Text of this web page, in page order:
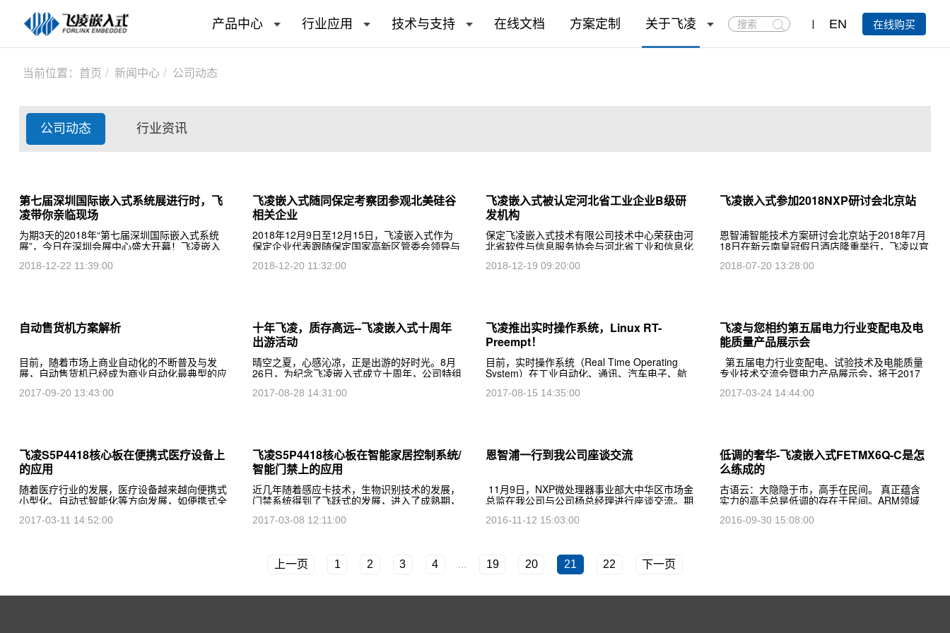
产品中心 行业应用 技术与支持 在线文档 方案定制 关于飞凌
搜
索
EN 在线购买
当前位置： 首页 新闻中心 公司动态
公司动态 行业资讯
第七届深圳国际嵌入式系统展进行时，飞
凌带你亲临现场
为期3天的2018年“第七届深圳国际嵌入式系统
展”，今日在深圳会展中心盛大开幕！飞凌嵌入
月20日-22日。 飞凌嵌入式为此次展览作
2018-12-22 11:39:00
飞凌嵌入式随同保定考察团参观北美硅谷
相关企业
2018年12月9日至12月15日，飞凌嵌入式作为
保定企业代表跟随保定国家高新区管委会领导与
为期一周的参观考察。首日参加了高新区硅谷工
2018-12-20 11:32:00
飞凌嵌入式被认定河北省工业企业B级研
发机构
保定飞凌嵌入式技术有限公司技术中心荣获由河
北省软件与信息服务协会与河北省工业和信息化
这项荣誉的获得
2018-12-19 09:20:00
飞凌嵌入式参加2018NXP研讨会北京站
恩智浦智能技术方案研讨会北京站于2018年7月
18日在新云南皇冠假日酒店隆重举行，飞凌以官
心板等产品，受到很多与会工程师的关注和赞
2018-07-20 13:28:00
自动售货机方案解析
目前，随着市场上商业自动化的不断普及与发
展，自动售货机已经成为商业自动化最典型的应
街小巷和人流密集的公共场所之中，确实给人们
2017-09-20 13:43:00
十年飞凌，质存高远--飞凌嵌入式十周年
出游活动
晴空之夏，心感沁凉，正是出游的好时光。8月
26日，为纪念飞凌嵌入式成立十周年，公司特组
第一山的盘山，欣赏乾隆御笔题名的“早知有盘
2017-08-28 14:31:00
飞凌推出实时操作系统，Linux RT-
Preempt！
目前，实时操作系统（Real Time Operating
System）在工业自动化、通讯、汽车电子、航
分广泛的应用，不同于PC机仅有的
2017-08-15 14:35:00
飞凌与您相约第五届电力行业变配电及电
能质量产品展示会
第五届电力行业变配电、试验技术及电能质量
专业技术交流会暨电力产品展示会，将于2017
电力行业年度盛会，飞凌将携NXP i.MX6、TI
2017-03-24 14:44:00
飞凌S5P4418核心板在便携式医疗设备上
的应用
随着医疗行业的发展，医疗设备越来越向便携式
小型化、自动式智能化等方向发展，如便携式全
测设备等，对设备的数据处理速度要求也越来越
2017-03-11 14:52:00
飞凌S5P4418核心板在智能家居控制系统/
智能门禁上的应用
近几年随着感应卡技术，生物识别技术的发展，
门禁系统得到了飞跃式的发展，进入了成熟期，
门禁系统，面部识别门禁系统，乱序键盘门禁系
2017-03-08 12:11:00
恩智浦一行到我公司座谈交流
11月9日，NXP微处理器事业部大中华区市场金
总监在我公司与公司杨总经理进行座谈交流。期
端市场应用等方面深度探讨，就加强双方进一步
2016-11-12 15:03:00
低调的奢华-飞凌嵌入式FETMX6Q-C是怎
么练成的
古语云：大隐隐于市，高手在民间。 真正蕴含
实力的高手总是低调的存在于民间。ARM领域
调，有可能它并不喜欢张扬，有可能它的名气没
2016-09-30 15:08:00
上一页 1 2 3 4 ... 19 20 21 22 下一页